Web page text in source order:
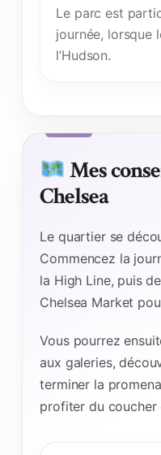
Le parc est
journée, lorsque
l’Hudson.
Mes
Chelsea
Le quartier se
Commencez la
la High Line, puis
Chelsea Market
Vous pourrez
aux galeries,
terminer la
profiter du coucher